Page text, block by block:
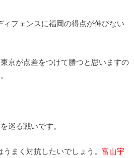
ィフェンスに福岡の得点が伸びない
京が点差をつけて勝つと思いますの
巡る戦いです。
まく対抗したいでしょう。 富山宇